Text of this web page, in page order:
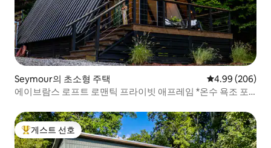
Seymour의 초소형 주택 평점 4.99점(5
4.99 (206)
에이브람스 로프트 로맨틱 프라이빗 애프레임 *온수 욕조 포
상위 게스트 선호
게스트 선호